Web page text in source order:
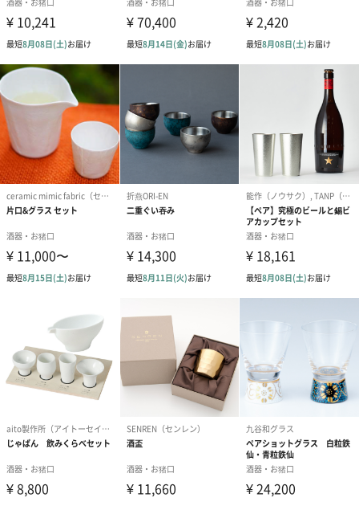
マグカップ本
体
約318g
ご了承くださいませ。
商品オプション情報
ラッピング
あり（贈り先さまの年代・性別・関係性をご記入ください）
（300円）
のし